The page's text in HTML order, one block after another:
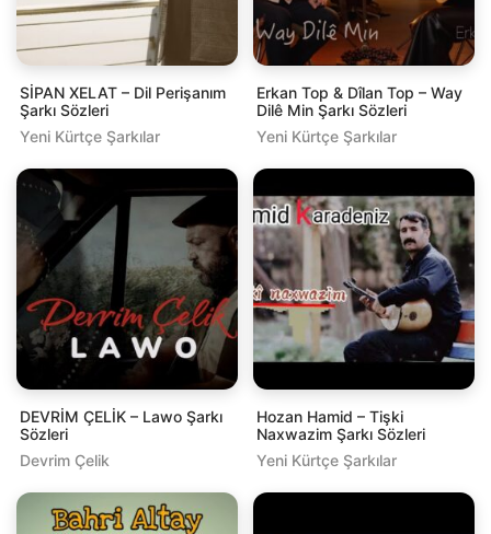
SİPAN XELAT – Dil Perişanım
Şarkı Sözleri
Yeni Kürtçe Şarkılar
Erkan Top & Dîlan Top – Way
Dilê Min Şarkı Sözleri
Yeni Kürtçe Şarkılar
DEVRİM ÇELİK – Lawo Şarkı
Sözleri
Devrim Çelik
Hozan Hamid – Tişki
Naxwazim Şarkı Sözleri
Yeni Kürtçe Şarkılar